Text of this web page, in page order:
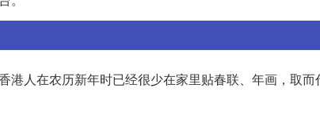
人在农历新年时已经很少在家里贴春联、年画，取